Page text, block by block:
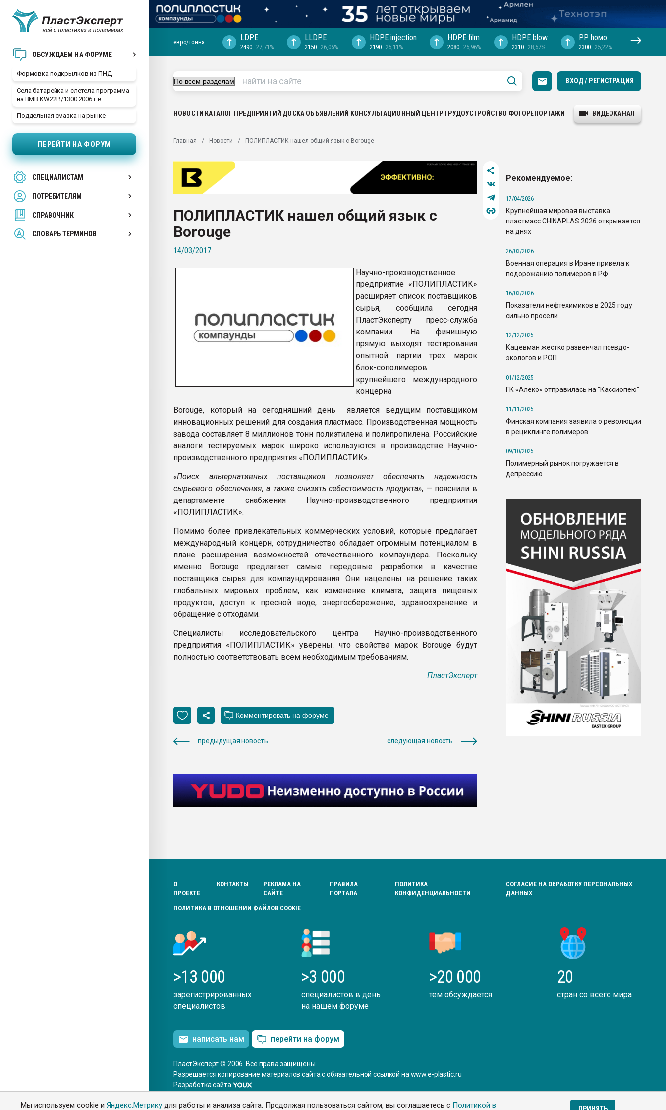
Мы используем cookie иЯндекс.Метрику для работы и анализа сайта. Продолжая пользоваться сайтом, вы соглашаетесь с Политикой в
ОБСУЖДАЕМ НА ФОРУМЕ
Формовка подкрылков из ПНД
Села батарейка и слетела программа
на BMB KW22PI/1300 2006 г.в.
Поддельная смазка на рынке
ПЕРЕЙТИ НА ФОРУМ
СПЕЦИАЛИСТАМ
ПОТРЕБИТЕЛЯМ
СПРАВОЧНИК
СЛОВАРЬ ТЕРМИНОВ
29.07.2026 ФРП помог "Ижевскому
Вакуум-формовочные машины:
28.07.2026 Автоматизация выходит на
первый план в переработке
пластмасс
ситуацией на строительном рынке
Всё, что касается выдува ПЭТ
бутылок
ПЕРЕЙТИ НА ФОРУМ
евро/тонна LDPE
2490 27,71%
LLDPE
2150 26,05%
HDPE injection
2190 25,11%
HDPE film
2080 25,96%
HDPE blow
2310 28,57%
PP hомо
2300 25,22%
ВХОД / РЕГИСТРАЦИЯ
НОВОСТИ КАТАЛОГ ПРЕДПРИЯТИЙ ДОСКА ОБЪЯВЛЕНИЙ КОНСУЛЬТАЦИОННЫЙ ЦЕНТРТРУДОУСТРОЙСТВО ФОТОРЕПОРТАЖИ ВИДЕОКАНАЛ
Главная Новости ПОЛИПЛАСТИК нашел общий язык с Borouge
ПОЛИПЛАСТИК нашел общий язык с
Borouge
14/03/2017
Научно-производственное
предприятие «ПОЛИПЛАСТИК»
расширяет список поставщиков
сырья, сообщила сегодня
ПластЭксперту пресс-служба
компании. На финишную
прямую выходят тестирования
опытной партии трех марок
блок-сополимеров
крупнейшего международного
концерна
Borouge, который на сегодняшний день является ведущим поставщиком
инновационных решений для создания пластмасс. Производственная мощность
завода составляет 8 миллионов тонн полиэтилена и полипропилена. Российские
аналоги тестируемых марок широко используются в производстве Научно-
производственного предприятия «ПОЛИПЛАСТИК».
«Поиск альтернативных поставщиков позволяет обеспечить надежность
сырьевого обеспечения, а также снизить себестоимость продукта», — пояснили в
департаменте снабжения Научно-производственного предприятия
«ПОЛИПЛАСТИК».
Помимо более привлекательных коммерческих условий, которые предлагает
международный концерн, сотрудничество обладает огромным потенциалом в
плане расширения возможностей отечественного компаундера. Поскольку
именно Borouge предлагает самые передовые разработки в качестве
поставщика сырья для компаундирования. Они нацелены на решение таких
глобальных мировых проблем, как изменение климата, защита пищевых
продуктов, доступ к пресной воде, энергосбережение, здравоохранение и
обращение с отходами.
Специалисты исследовательского центра Научно-производственного
предприятия «ПОЛИПЛАСТИК» уверены, что свойства марок Borouge будут
полностью соответствовать всем необходимым требованиям.
ПластЭксперт
предыдущая новость следующая новость
Рекомендуемое:
17/04/2026
Крупнейшая мировая выставка
пластмасс CHINAPLAS 2026 открывается
на днях
26/03/2026
Военная операция в Иране привела к
подорожанию полимеров в РФ
16/03/2026
Показатели нефтехимиков в 2025 году
сильно просели
12/12/2025
Кацевман жестко развенчал псевдо-
экологов и РОП
01/12/2025
ГК «Алеко» отправилась на "Кассиопею"
11/11/2025
Финская компания заявила о революции
в рециклинге полимеров
09/10/2025
Полимерный рынок погружается в
депрессию
О
ПРОЕКТЕ
КОНТАКТЫ
РЕКЛАМА НА
САЙТЕ
ПРАВИЛА
ПОРТАЛА
ПОЛИТИКА
КОНФИДЕНЦИАЛЬНОСТИ
СОГЛАСИЕ НА ОБРАБОТКУ ПЕРСОНАЛЬНЫХ
ДАННЫХ
ПОЛИТИКА В ОТНОШЕНИИ ФАЙЛОВ COOKIE
>13 000
зарегистрированных
специалистов
>3 000
специалистов в день
на нашем форуме
>20 000
тем обсуждается
20
стран со всего мира
написать нам перейти на форум
ПластЭксперт © 2006. Все права защищены
Разрешается копирование материалов сайта с обязательной ссылкой на www.e-plastic.ru
Разработка сайта